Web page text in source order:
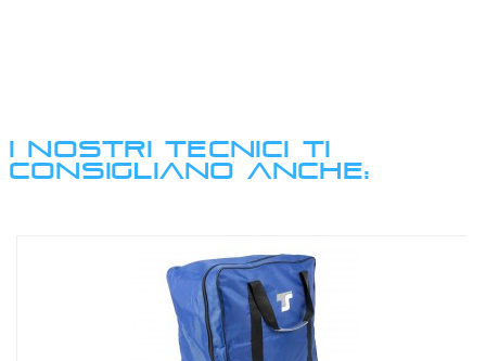
I NOSTRI TECNICI TI
CONSIGLIANO ANCHE: